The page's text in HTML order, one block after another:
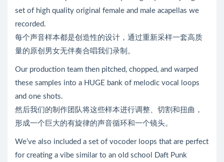
set of high quality original female and male acapellas we
recorded.
每个声音样本都是创造性的设计，通过重新采样一套高质
量的原创男女无伴奏合唱我们录制。
Our production team then pitched, chopped, and warped
these samples into a HUGE bank of melodic vocal loops
and one shots.
然后我们的制作团队将这些样本进行调整、切割和扭曲，
形成一个巨大的有旋律的声音循环和一个镜头。
We’ve also included a set of vocoder loops that are perfect
for creating a vibe similar to an old school Daft Punk